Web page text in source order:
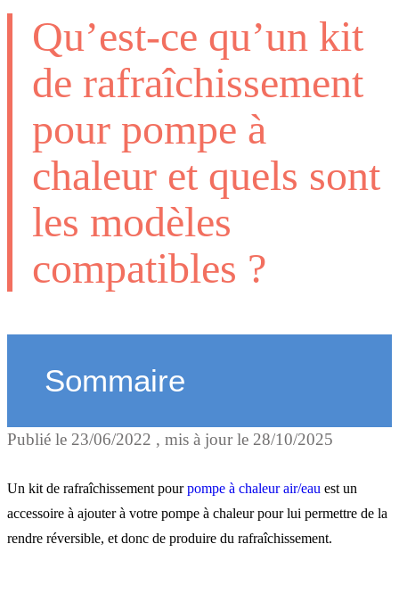
Qu’est-ce qu’un kit
de rafraîchissement
pour pompe à
chaleur et quels sont
les modèles
compatibles ?
Sommaire
Une pompe à chaleur air/
réversible : qu'est-ce que
?
Publié le 23/06/2022 , mis à jour le 28/10/2025
Un kit de rafraîchissement pourpompe à chaleur air/eau est un
accessoire à ajouter à votre pompe à chaleur pour lui permettre de la
rendre réversible, et donc de produire du rafraîchissement.